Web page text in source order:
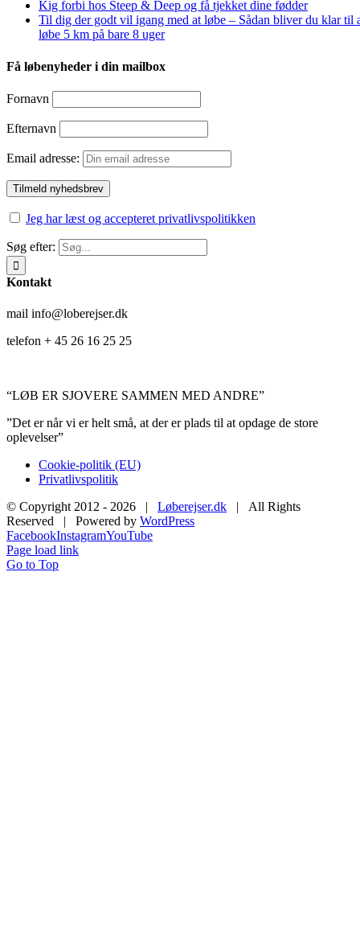
Kig forbi hos Steep & Deep og få tjekket dine fødder
Til dig der godt vil igang med at løbe – Sådan bliver du klar til
løbe 5 km på bare 8 uger
Få løbenyheder i din mailbox
Fornavn
Efternavn
Email adresse:
Jeg har læst og accepteret privatlivspolitikken
Søg efter:
Kontakt
mail info@loberejser.dk
telefon + 45 26 16 25 25
“LØB ER SJOVERE SAMMEN MED ANDRE”
”Det er når vi er helt små, at der er plads til at opdage de store
oplevelser”
Cookie-politik (EU)
Privatlivspolitik
© Copyright 2012 - 2026 | Løberejser.dk | All Rights
Reserved | Powered by WordPress
FacebookInstagramYouTube
Page load link
Go to Top